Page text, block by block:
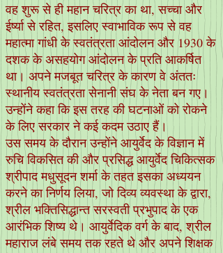
वह शुरू से ही महान चरित्र का था, सच्चा और
ईर्ष्या से रहित, इसलिए स्वाभाविक रूप से वह
महात्मा गांधी के स्वतंत्रता आंदोलन और 1930 के
दशक के असहयोग आंदोलन के प्रति आकर्षित
था। अपने मजबूत चरित्र के कारण वे अंततः
स्थानीय स्वतंत्रता सेनानी संघ के नेता बन गए।
उन्होंने कहा कि इस तरह की घटनाओं को रोकने
के लिए सरकार ने कई कदम उठाए हैं।
उस समय के दौरान उन्होंने आयुर्वेद के विज्ञान में
रुचि विकसित की और प्रसिद्ध आयुर्वेद चिकित्सक
श्रीपाद मधुसूदन शर्मा के तहत इसका अध्ययन
करने का निर्णय लिया, जो दिव्य व्यवस्था के द्वारा,
श्रील भक्तिसिद्धान्त सरस्वती प्रभुपाद के एक
आरंभिक शिष्य थे। आयुर्वेदिक वर्ग के बाद, श्रील
महाराज लंबे समय तक रहते थे और अपने शिक्षक